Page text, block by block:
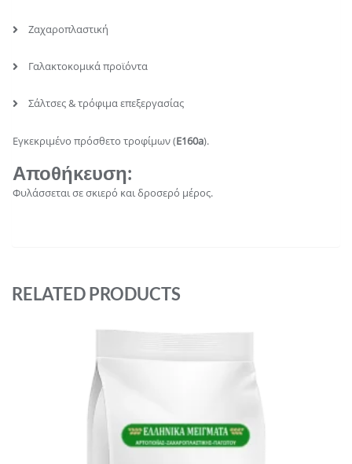
Ζαχαροπλαστική
Γαλακτοκομικά προϊόντα
Σάλτσες & τρόφιμα επεξεργασίας
Εγκεκριμένο πρόσθετο τροφίμων (E160a).
Αποθήκευση:
Φυλάσσεται σε σκιερό και δροσερό μέρος.
RELATED PRODUCTS